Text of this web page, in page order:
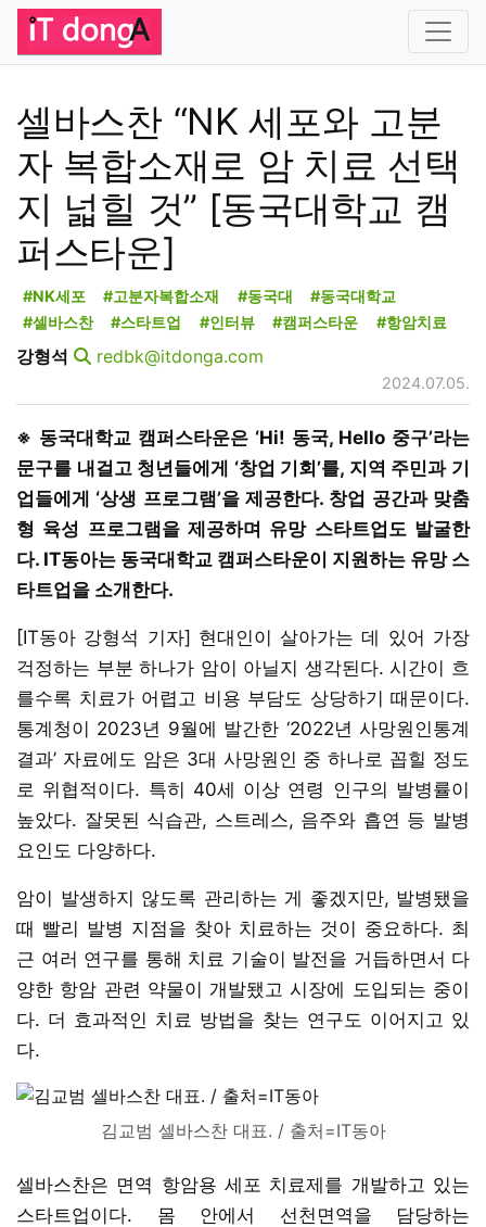
셀바스찬 “NK 세포와 고분
자 복합소재로 암 치료 선택
지 넓힐 것” [동국대학교 캠
퍼스타운]
#NK세포 #고분자복합소재 #동국대
#동국대학교
#셀바스찬
#스타트업 #인터뷰 #캠퍼스타운 #항암치료
강형석 redbk@itdonga.com
2024.07.05.
※ 동국대학교 캠퍼스타운은 ‘Hi! 동국, Hello 중구’라는
문구를 내걸고 청년들에게 ‘창업 기회’를, 지역 주민과 기
업들에게 ‘상생 프로그램’을 제공한다. 창업 공간과 맞춤
형 육성 프로그램을 제공하며 유망 스타트업도 발굴한
다. IT동아는 동국대학교 캠퍼스타운이 지원하는 유망 스
타트업을 소개한다.
[IT동아 강형석 기자] 현대인이 살아가는 데 있어 가장
걱정하는 부분 하나가 암이 아닐지 생각된다. 시간이 흐
를수록 치료가 어렵고 비용 부담도 상당하기 때문이다.
통계청이 2023년 9월에 발간한 ‘2022년 사망원인통계
결과’ 자료에도 암은 3대 사망원인 중 하나로 꼽힐 정도
로 위협적이다. 특히 40세 이상 연령 인구의 발병률이
높았다. 잘못된 식습관, 스트레스, 음주와 흡연 등 발병
요인도 다양하다.
암이 발생하지 않도록 관리하는 게 좋겠지만, 발병됐을
때 빨리 발병 지점을 찾아 치료하는 것이 중요하다. 최
근 여러 연구를 통해 치료 기술이 발전을 거듭하면서 다
양한 항암 관련 약물이 개발됐고 시장에 도입되는 중이
다. 더 효과적인 치료 방법을 찾는 연구도 이어지고 있
다.
김교범 셀바스찬 대표. / 출처=IT동아
셀바스찬은 면역 항암용 세포 치료제를 개발하고 있는
스타트업이다. 몸 안에서 선천면역을 담당하는